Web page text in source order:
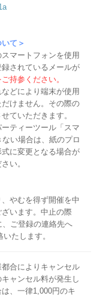
て＞
マートフォンを使用
されているメールが
持参ください。
どにより端末が使用
けません。その際の
ていただきます。
ティーツール「スマ
い場合は、紙のプロ
に変更となる場合が
い。
やむを得ず開催を中
います。中止の際
、ご登録の連絡先へ
たします。
合によりキャンセル
ャンセル料が発生し
、一律1,000円のキ